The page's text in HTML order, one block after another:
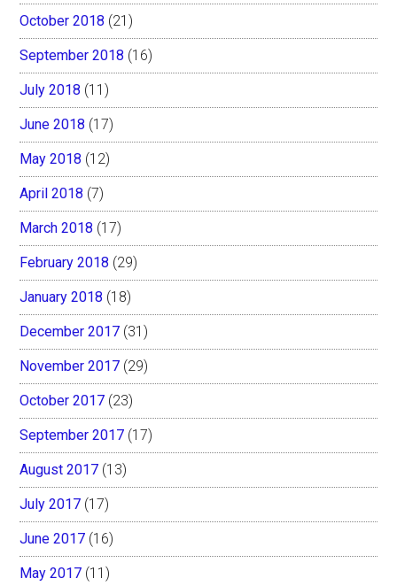
October 2018 (21)
September 2018 (16)
July 2018 (11)
June 2018 (17)
May 2018 (12)
April 2018 (7)
March 2018 (17)
February 2018 (29)
January 2018 (18)
December 2017 (31)
November 2017 (29)
October 2017 (23)
September 2017 (17)
August 2017 (13)
July 2017 (17)
June 2017 (16)
May 2017 (11)